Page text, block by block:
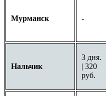
Мурманск -
Нальчик
3 дня.
| 320
руб.